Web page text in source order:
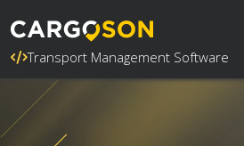
Transport Management Software